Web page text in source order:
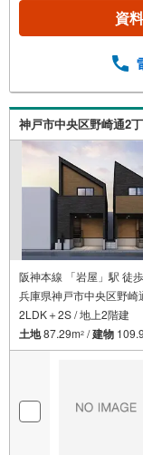
いただけ
案内につい
いたします
◎個別FP相
ン・資金の
いう方も大
ているオー
す。ぜひお
社のみ、も
ープンハウ
資
神戸市中央区野崎通2
阪神本線 「岩屋」駅 徒
兵庫県神戸市中央区野崎
2LDK＋2S / 地上2階建
土地87.29m2 /建物